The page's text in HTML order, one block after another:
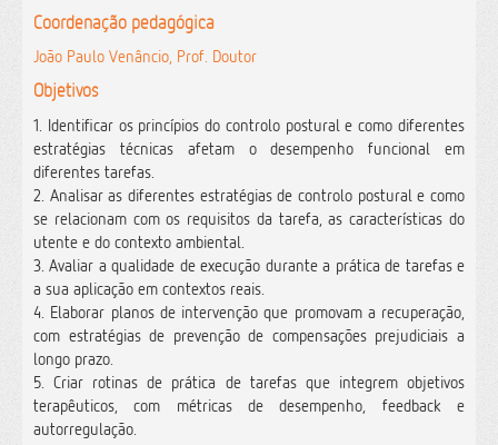
Coordenação pedagógica
João Paulo Venâncio, Prof. Doutor
Objetivos
1. Identificar os princípios do controlo postural e como diferentes
estratégias técnicas afetam o desempenho funcional em
diferentes tarefas.
2. Analisar as diferentes estratégias de controlo postural e como
se relacionam com os requisitos da tarefa, as características do
utente e do contexto ambiental.
3. Avaliar a qualidade de execução durante a prática de tarefas e
a sua aplicação em contextos reais.
4. Elaborar planos de intervenção que promovam a recuperação,
com estratégias de prevenção de compensações prejudiciais a
longo prazo.
5. Criar rotinas de prática de tarefas que integrem objetivos
terapêuticos, com métricas de desempenho, feedback e
autorregulação.